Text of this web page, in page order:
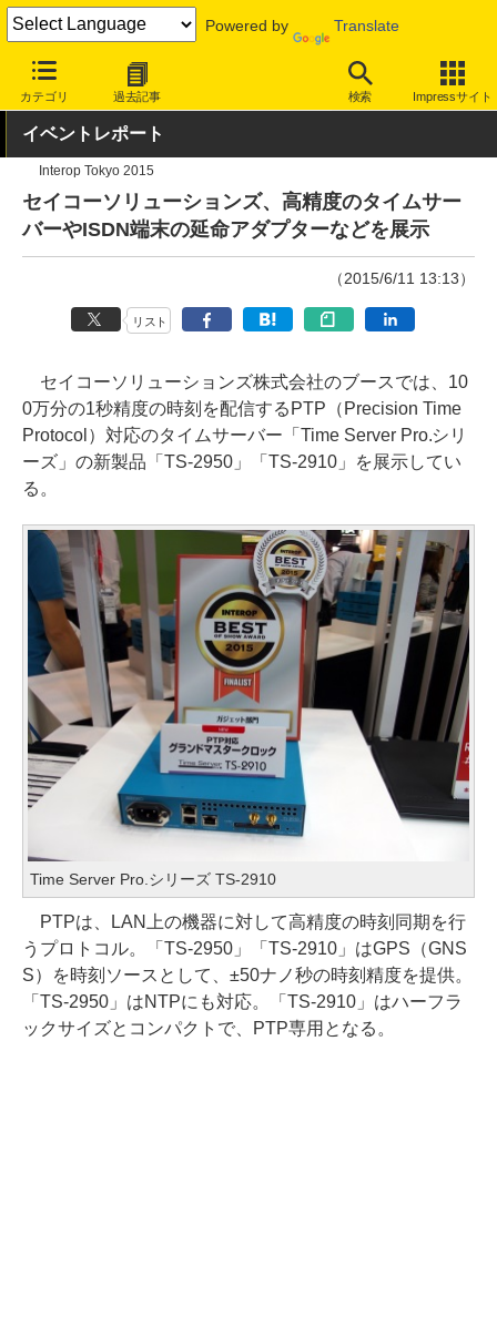
Powered by Translate
カテゴリ 過去記事 検索 Impressサイト
INTERNET Watch ハードウェア
イベントレポート
Interop Tokyo 2015
セイコーソリューションズ、高精度のタイムサー
バーやISDN端末の延命アダプターなどを展示
（2015/6/11 13:13）
リスト
セイコーソリューションズ株式会社のブースでは、10
0万分の1秒精度の時刻を配信するPTP（Precision Time
Protocol）対応のタイムサーバー「Time Server Pro.シリ
ーズ」の新製品「TS-2950」「TS-2910」を展示してい
る。
Time Server Pro.シリーズ TS-2910
PTPは、LAN上の機器に対して高精度の時刻同期を行
うプロトコル。「TS-2950」「TS-2910」はGPS（GNS
S）を時刻ソースとして、±50ナノ秒の時刻精度を提供。
「TS-2950」はNTPにも対応。「TS-2910」はハーフラ
ックサイズとコンパクトで、PTP専用となる。